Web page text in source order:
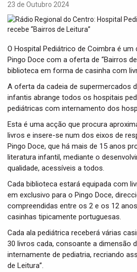
23 de Outubro 2024
O Hospital Pediátrico de Coimbra é
Pingo Doce com a oferta de “Bairros
biblioteca em forma de casinha com
A oferta da cadeia de supermercados
infantis abrange todos os hospitais
pediátricas com internamento dos
Esta é uma acção que procura
livros e insere-se num dos eixos de
Pingo Doce, que há mais de 15 anos
literatura infantil, mediante o
qualidade, acessíveis a todos.
Cada biblioteca estará equipada com
em exclusivo para o Pingo Doce,
compreendidas entre os 2 e os 12
casinhas tipicamente portuguesas.
Cada ala pediátrica receberá várias
30 livros cada, consoante a dimensão
internamente de pediatria, recriando
de Leitura”.